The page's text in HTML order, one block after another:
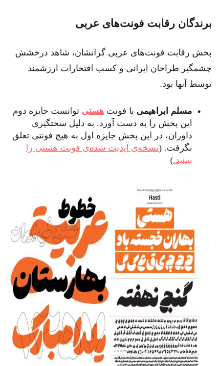
برندگان رقابت فونت‌های عربی
بخش رقابت فونت‌های عربی گرانشان، شاهد درخشش
چشمگیر طراحان ایرانی و کسب افتخارات ارزشمند
توسط آنها بود.
مسلم ابراهیمی با فونت هستی توانست جایزه دوم
این بخش را به دست آورد. به دلیل سختگیری
داوران، در این بخش جایزه اول به هیچ فونتی تعلق
نگرفت. (نسخه‌ی آپدیت شده‌ی فونت هستی را
ببینید.)